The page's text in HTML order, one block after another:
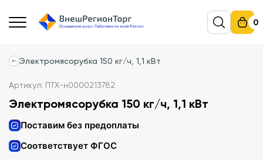
0
Электромясорубка 150 кг/ч, 1,1 кВт
Артикул: ПТХ-н0000213782
Электромясорубка 150 кг/ч, 1,1 кВт
Поставим без предоплаты
Соответствует ФГОС